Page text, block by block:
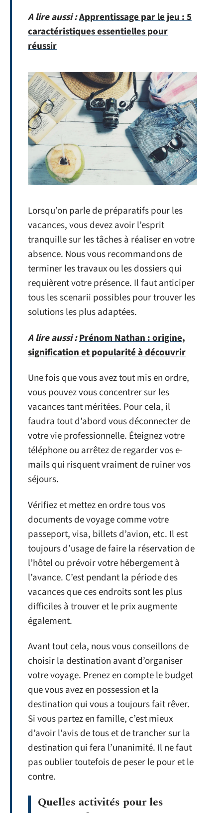
A lire aussi :Apprentissage par le jeu : 5
caractéristiques essentielles pour
réussir
Lorsqu’on parle de préparatifs pour les
vacances, vous devez avoir l’esprit
tranquille sur les tâches à réaliser en votre
absence. Nous vous recommandons de
terminer les travaux ou les dossiers qui
requièrent votre présence. Il faut anticiper
tous les scenarii possibles pour trouver les
solutions les plus adaptées.
A lire aussi :Prénom Nathan : origine,
signification et popularité à découvrir
Une fois que vous avez tout mis en ordre,
vous pouvez vous concentrer sur les
vacances tant méritées. Pour cela, il
faudra tout d’abord vous déconnecter de
votre vie professionnelle. Éteignez votre
téléphone ou arrêtez de regarder vos e-
mails qui risquent vraiment de ruiner vos
séjours.
Vérifiez et mettez en ordre tous vos
documents de voyage comme votre
passeport, visa, billets d’avion, etc. Il est
toujours d’usage de faire la réservation de
l’hôtel ou prévoir votre hébergement à
l’avance. C’est pendant la période des
vacances que ces endroits sont les plus
difficiles à trouver et le prix augmente
également.
Avant tout cela, nous vous conseillons de
choisir la destination avant d’organiser
votre voyage. Prenez en compte le budget
que vous avez en possession et la
destination qui vous a toujours fait rêver.
Si vous partez en famille, c’est mieux
d’avoir l’avis de tous et de trancher sur la
destination qui fera l’unanimité. Il ne faut
pas oublier toutefois de peser le pour et le
contre.
Quelles activités pour les